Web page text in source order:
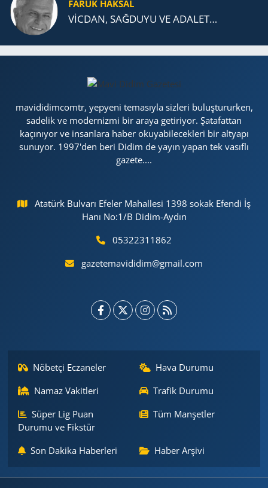
FARUK HAKSAL
VİCDAN, SAĞ­DU­YU VE ADA­LET…
mavididimcomtr, yepyeni temasıyla sizleri buluştururken,
sadelik ve modernizmi bir araya getiriyor. Şatafattan
kaçınıyor ve insanlara haber okuyabilecekleri bir altyapı
sunuyor. 1997'den beri Didim de yayın yapan tek vasıflı
gazete....
Atatürk Bulvarı Efeler Mahallesi 1398 sokak Efendi İş
Hanı No:1/B Didim-Aydın
05322311862
gazetemavididim@gmail.com
Nöbetçi Eczaneler
Hava Durumu
Namaz Vakitleri
Trafik Durumu
Süper Lig Puan
Durumu ve Fikstür
Tüm Manşetler
Son Dakika Haberleri Haber Arşivi